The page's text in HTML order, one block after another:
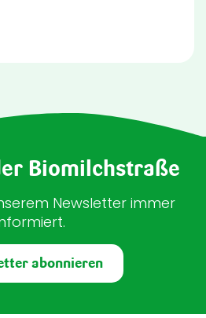
Biomilchstraße
Newsletter immer
abonnieren